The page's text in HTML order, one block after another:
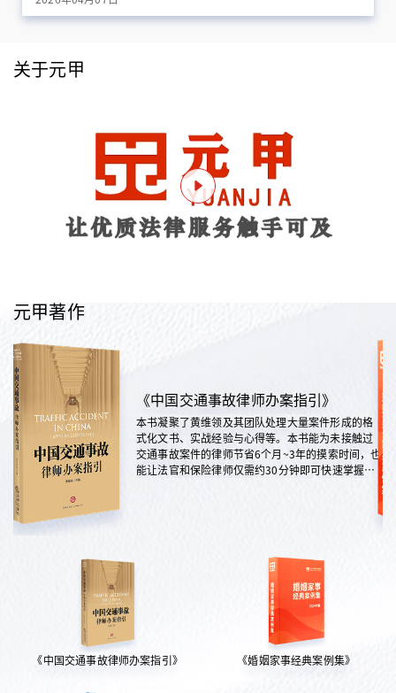
关于元甲
元甲著作
《中国交通事故律师办案指引》
本书凝聚了黄维领及其团队处理大量案件形成的格
式化文书、实战经验与心得等。本书能为未接触过
交通事故案件的律师节省6个月~3年的摸索时间，也
能让法官和保险律师仅需约30分钟即可快速掌握案
《中国交通事故律师办案指引》 《婚姻家事经典案例集》